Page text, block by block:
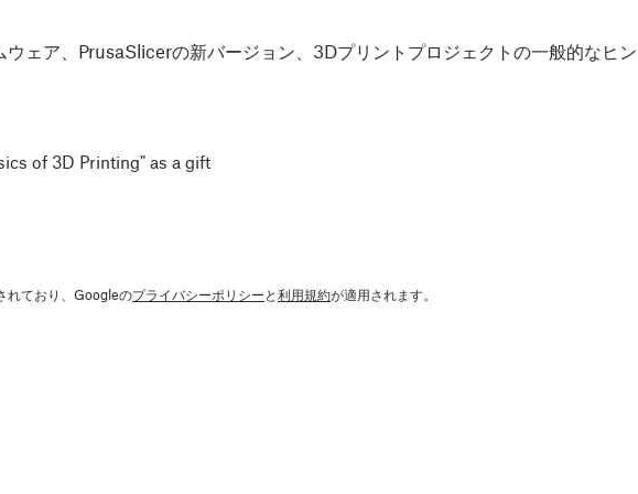
ウェア、PrusaSlicerの新バージョン、3Dプリントプロジェクトの一般的なヒ
of 3D Printing" as a gift
れており、Googleのプライバシーポリシーと利用規約が適用されます。